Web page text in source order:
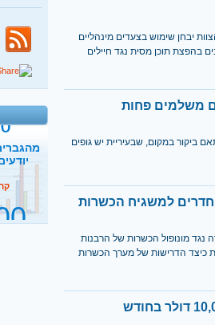
יבחן שימוש בצעדים מינהליים
בהפצת תוכן מסית נגד חיילים
משלמים פחות
ביקור במקום, שבעיריית יש גופים
נגד מונופול הכשרות של הרבנות
כיצד הדרישות של מערך הכשרות